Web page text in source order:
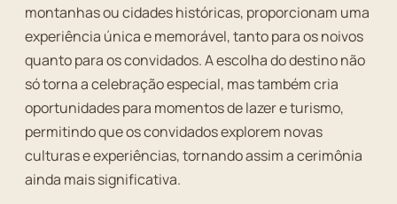
montanhas ou cidades históricas, proporcionam uma
experiência única e memorável, tanto para os noivos
quanto para os convidados. A escolha do destino não
só torna a celebração especial, mas também cria
oportunidades para momentos de lazer e turismo,
permitindo que os convidados explorem novas
culturas e experiências, tornando assim a cerimônia
ainda mais significativa.